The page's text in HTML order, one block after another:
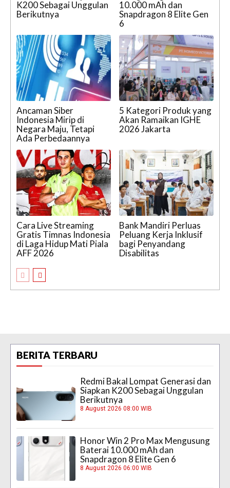
K200 Sebagai Unggulan
Berikutnya
10.000 mAh dan
Snapdragon 8 Elite Gen
6
Ancaman Siber
Indonesia Mirip di
Negara Maju, Tetapi
Ada Perbedaannya
5 Kategori Produk yang
Akan Ramaikan IGHE
2026 Jakarta
Cara Live Streaming
Gratis Timnas Indonesia
di Laga Hidup Mati Piala
AFF 2026
Bank Mandiri Perluas
Peluang Kerja Inklusif
bagi Penyandang
Disabilitas
BERITA TERBARU
Redmi Bakal Lompat Generasi dan
Siapkan K200 Sebagai Unggulan
Berikutnya
8 August 2026 08:00 WIB
Honor Win 2 Pro Max Mengusung
Baterai 10.000 mAh dan
Snapdragon 8 Elite Gen 6
8 August 2026 06:00 WIB